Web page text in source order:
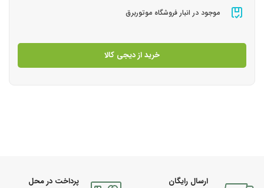
موجود در انبار فروشگاه موتوربرق
خرید از دیجی کالا
ارسال رایگان پرداخت در محل